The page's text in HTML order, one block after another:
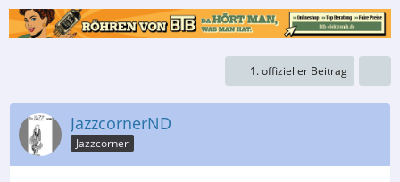
1. offizieller Beitrag
JazzcornerND
Jazzcorner